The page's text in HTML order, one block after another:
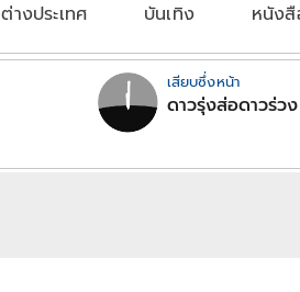
ต่างประเทศ บันเทิง หนัง
เสียบซึ่งหน้า
ดาวรุ่งส่อดาวร่วง